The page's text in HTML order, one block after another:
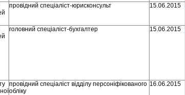
провідний спеціаліст-юрисконсульт 15.06.2015
головний спеціаліст-бухгалтер 15.06.2015
провідний спеціаліст відділу персоніфікованого
обліку
16.06.2015